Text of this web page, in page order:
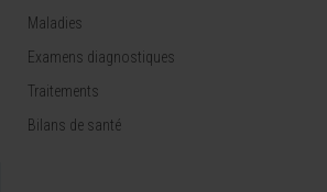
Maladies
Examens diagnostiques
Traitements
Bilans de santé